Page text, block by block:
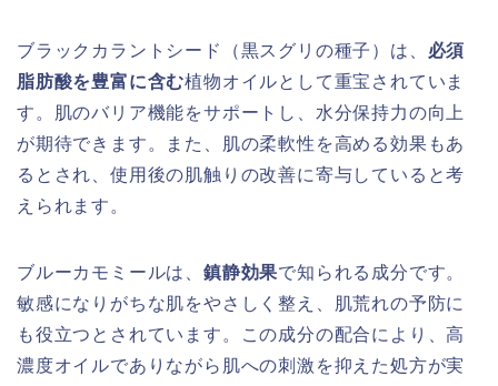
ブラックカラントシード（黒スグリの種子）は、 必須
脂肪酸を豊富に含む植物オイルとして重宝されていま
す。肌のバリア機能をサポートし、水分保持力の向上
が期待できます。また、肌の柔軟性を高める効果もあ
るとされ、使用後の肌触りの改善に寄与していると考
えられます。
ブルーカモミールは、 鎮静効果で知られる成分です。
敏感になりがちな肌をやさしく整え、肌荒れの予防に
も役立つとされています。この成分の配合により、高
濃度オイルでありながら肌への刺激を抑えた処方が実